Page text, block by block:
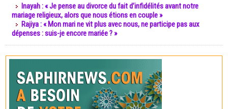
Inayah : « Je pense au divorce du fait d’infidélités avant notre
mariage religieux, alors que nous étions en couple »
Rajiya : « Mon mari ne vit plus avec nous, ne participe pas aux
dépenses : suis-je encore mariée ? »